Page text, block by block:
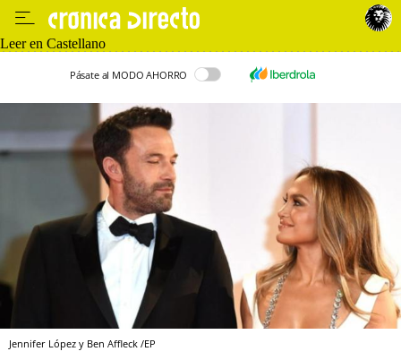
Leer en Castellano
Pásate al MODO AHORRO
Jennifer López y Ben Affleck /EP